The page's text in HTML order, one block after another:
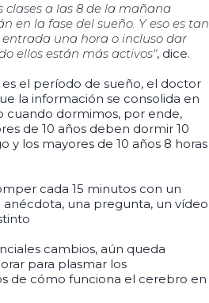
clases a las 8 de la mañana
en la fase del sueño. Y eso es tan
una hora o incluso dar
ellos están más activos", dice.
el período de sueño, el doctor
la información se consolida en
cuando dormimos, por ende,
de 10 años deben dormir 10
y los mayores de 10 años 8 horas
cada 15 minutos con un
una pregunta, un vídeo
cambios, aún queda
para plasmar los
de cómo funciona el cerebro en